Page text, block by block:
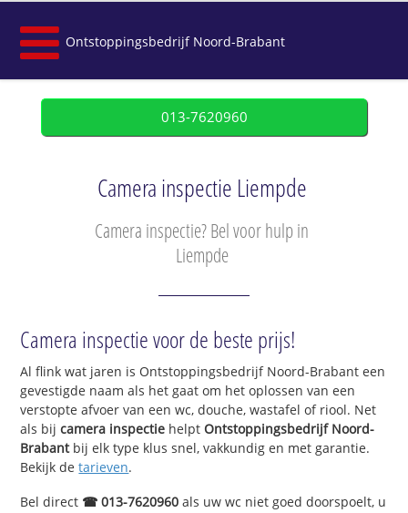
Ontstoppingsbedrijf Noord-Brabant
013-7620960
Camera inspectie Liempde
Camera inspectie? Bel voor hulp in
Liempde
Camera inspectie voor de beste prijs!
Al flink wat jaren is Ontstoppingsbedrijf Noord-Brabant een
gevestigde naam als het gaat om het oplossen van een
verstopte afvoer van een wc, douche, wastafel of riool. Net
als bijcamera inspectie helptOntstoppingsbedrijf Noord-
Brabantbij elk type klus snel, vakkundig en met garantie.
Bekijk detarieven.
Bel direct ☎ 013-7620960 als uw wc niet goed doorspoelt, u